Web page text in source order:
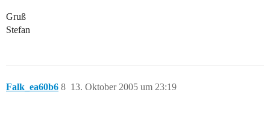
Gruß
Stefan
Falk_ea60b6 13. Oktober 2005 um 23:19
8